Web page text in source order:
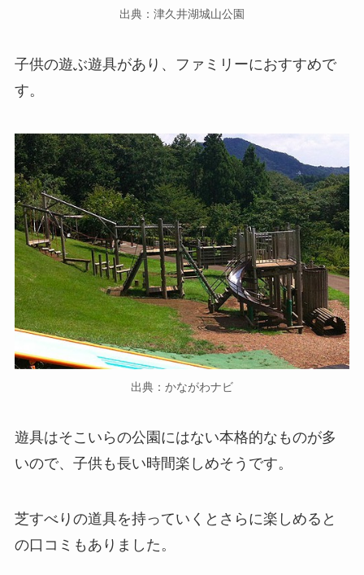
出典：津久井湖城山公園
子供の遊ぶ遊具があり、ファミリーにおすすめで
す。
出典：かながわナビ
遊具はそこいらの公園にはない本格的なものが多
いので、子供も長い時間楽しめそうです。
芝すべりの道具を持っていくとさらに楽しめると
の口コミもありました。